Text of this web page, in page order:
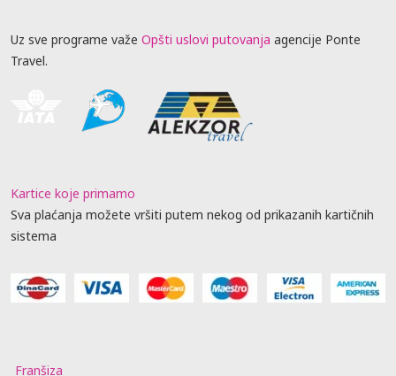
Uz sve programe važe Opšti uslovi putovanja agencije Ponte
Travel.
Kartice koje primamo
Sva plaćanja možete vršiti putem nekog od prikazanih kartičnih
sistema
Franšiza